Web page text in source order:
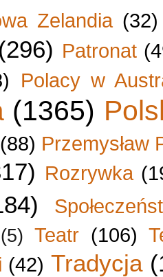
Zelandia (32)
(296) Patronat
Polacy w
(1365)
(88) Przemysław
Rozrywka
(5) Teatr (106)
(42) Tradycja